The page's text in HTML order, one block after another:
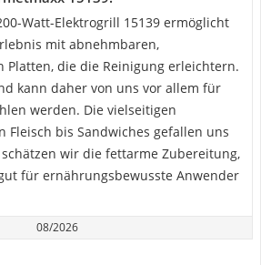
Watt-Elektrogrill 15139 ermöglicht
mit abnehmbaren,
die die Reinigung erleichtern.
kann daher von uns vor allem für
werden. Die vielseitigen
Fleisch bis Sandwiches gefallen uns
wir die fettarme Zubereitung,
für ernährungsbewusste Anwender
08/2026